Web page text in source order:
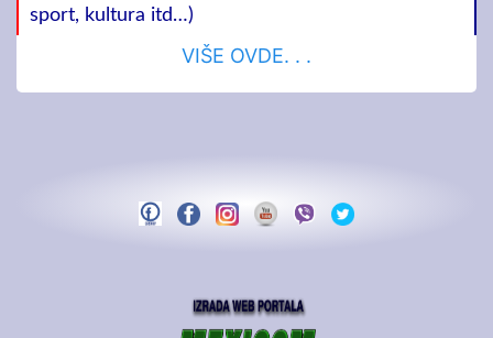
sport, kultura itd…)
VIŠE OVDE. . .